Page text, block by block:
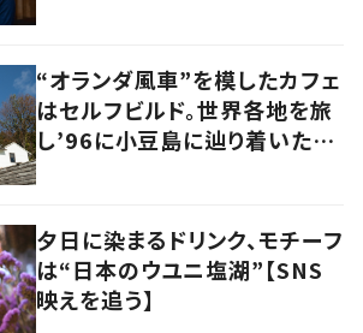
“オランダ風車”を模したカフェ
はセルフビルド。世界各地を旅
し’96に小豆島に辿り着いた家
夕日に染まるドリンク、モチーフ
は“日本のウユニ塩湖”【SNS
映えを追う】